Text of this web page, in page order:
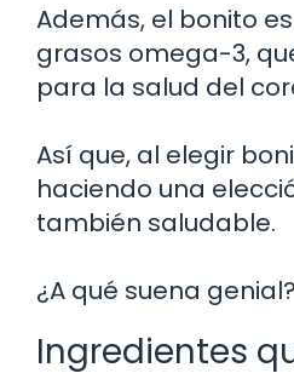
Además, el bonito
grasos omega-3,
para la salud del
Así que, al elegir
haciendo una
también saludable.
¿A qué suena genial?
Ingredientes